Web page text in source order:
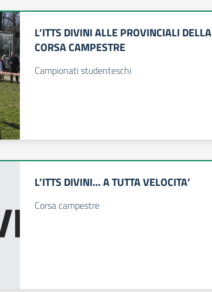
L’ITTS DIVINI ALLE PROVINCIALI DELLA
CORSA CAMPESTRE
Campionati studenteschi
L’ITTS DIVINI… A TUTTA VELOCITA’
Corsa campestre